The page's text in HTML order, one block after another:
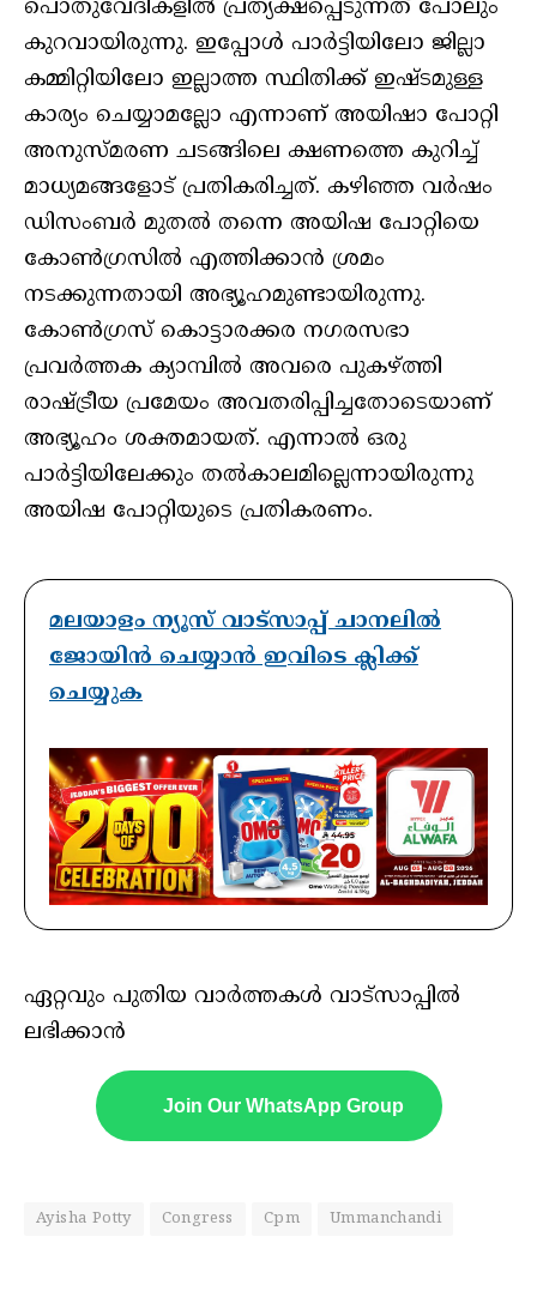
പൊതുവേദികളില്‍ പ്രത്യക്ഷപ്പെടുന്നത് പോലും
കുറവായിരുന്നു. ഇപ്പോള്‍ പാര്‍ട്ടിയിലോ ജില്ലാ
കമ്മിറ്റിയിലോ ഇല്ലാത്ത സ്ഥിതിക്ക് ഇഷ്ടമുള്ള
കാര്യം ചെയ്യാമല്ലോ എന്നാണ് അയിഷാ പോറ്റി
അനുസ്മരണ ചടങ്ങിലെ ക്ഷണത്തെ കുറിച്ച്
മാധ്യമങ്ങളോട് പ്രതികരിച്ചത്. കഴിഞ്ഞ വര്‍ഷം
ഡിസംബര്‍ മുതല്‍ തന്നെ അയിഷ പോറ്റിയെ
കോണ്‍ഗ്രസില്‍ എത്തിക്കാന്‍ ശ്രമം
നടക്കുന്നതായി അഭ്യൂഹമുണ്ടായിരുന്നു.
കോണ്‍ഗ്രസ് കൊട്ടാരക്കര നഗരസഭാ
പ്രവര്‍ത്തക ക്യാമ്പില്‍ അവരെ പുകഴ്ത്തി
രാഷ്ട്രീയ പ്രമേയം അവതരിപ്പിച്ചതോടെയാണ്
അഭ്യൂഹം ശക്തമായത്. എന്നാല്‍ ഒരു
പാര്‍ട്ടിയിലേക്കും തല്‍കാലമില്ലെന്നായിരുന്നു
അയിഷ പോറ്റിയുടെ പ്രതികരണം.
മലയാളം ന്യൂസ് വാട്സാപ്പ് ചാനലിൽ
ജോയിൻ ചെയ്യാൻ ഇവിടെ ക്ലിക്ക്
ചെയ്യുക
ഏറ്റവും പുതിയ വാർത്തകൾ വാട്സാപ്പിൽ
ലഭിക്കാൻ
Join Our WhatsApp Group
Ayisha Potty Congress Cpm Ummanchandi